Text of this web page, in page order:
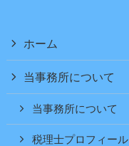
ホーム
当事務所について
当事務所について
税理士プロフィール